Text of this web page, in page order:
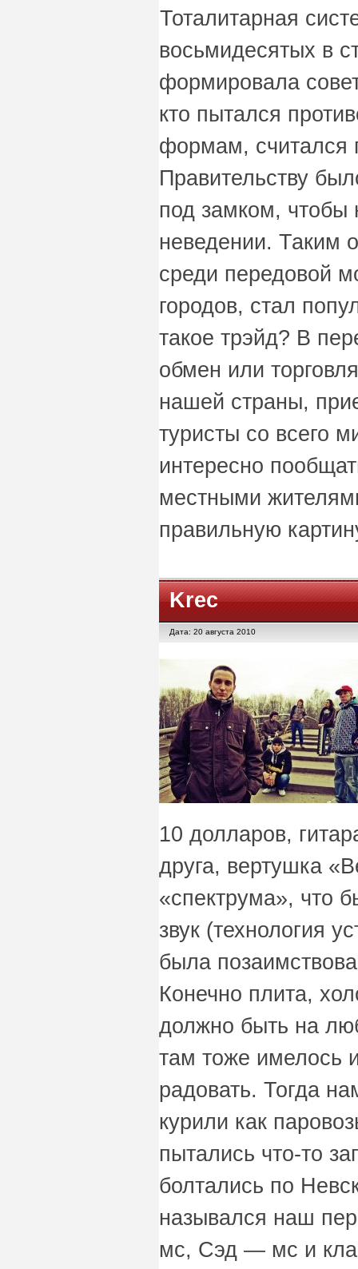
Тоталитарная
восьмидесятых в
формировала
кто пытался
формам, считался
Правительству
под замком, чтобы
неведении. Таким
среди передовой
городов, стал
такое трэйд? В
обмен или
нашей страны,
туристы со всего
интересно
местными
правильную
Krec
Дата: 20 августа 2010
10 долларов,
друга, вертушка
«спектрума», что
звук (технология
была
Конечно плита,
должно быть на
там тоже имелось
радовать. Тогда
курили как
пытались что-то
болтались по
назывался наш
мс, Сэд — мс и